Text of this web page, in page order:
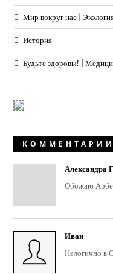
Мир вокруг нас |
История
Будьте здоровы! |
КОММЕНТАРИИ
Александра
Обожаю
Иван
Нелогично в